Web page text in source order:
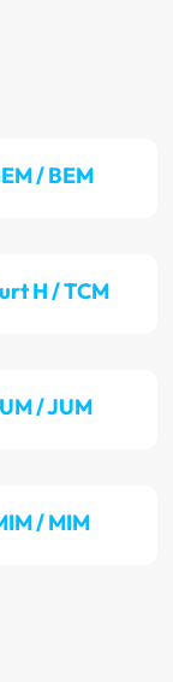
/ BEM
H / TCM
/ JUM
/ MIM